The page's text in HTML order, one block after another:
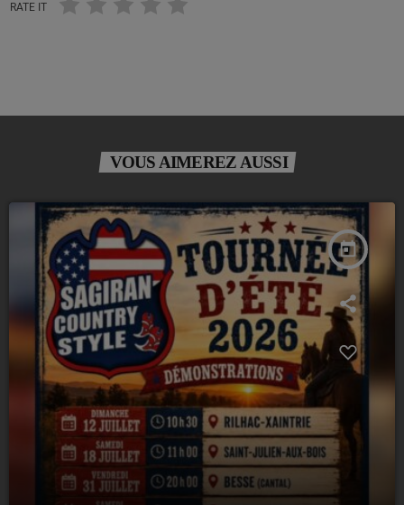
RATE IT
VOUS AIMEREZ AUSSI
today